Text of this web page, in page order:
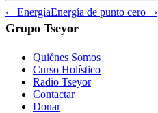
‹ EnergíaEnergía de punto cero ›
Grupo Tseyor
Quiénes Somos
Curso Holístico
Radio Tseyor
Contactar
Donar